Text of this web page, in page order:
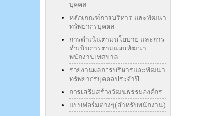
บุคคล
หลักเกณฑ์การบริหาร และพัฒนา
ทรัพยากรบุคคล
การดำเนินตามนโยบาย และการ
ดำเนินการตามแผนพัฒนา
พนักงานเทศบาล
รายงานผลการบริหารและพัฒนา
ทรัพยากรบุคคลประจำปี
การเสริมสร้างวัฒนธรรมองค์กร
แบบฟอร์มต่างๆ(สำหรับพนักงาน)